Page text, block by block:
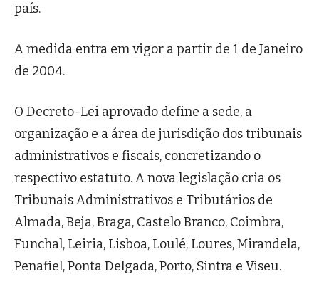
país.
A medida entra em vigor a partir de 1 de Janeiro
de 2004.
O Decreto-Lei aprovado define a sede, a
organização e a área de jurisdição dos tribunais
administrativos e fiscais, concretizando o
respectivo estatuto. A nova legislação cria os
Tribunais Administrativos e Tributários de
Almada, Beja, Braga, Castelo Branco, Coimbra,
Funchal, Leiria, Lisboa, Loulé, Loures, Mirandela,
Penafiel, Ponta Delgada, Porto, Sintra e Viseu.